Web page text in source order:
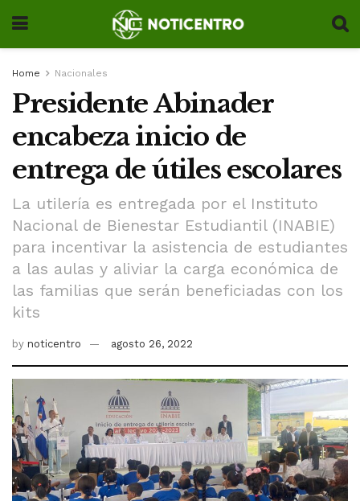
Home Nacionales
Presidente Abinader
encabeza inicio de
entrega de útiles escolares
La utilería es entregada por el Instituto
Nacional de Bienestar Estudiantil (INABIE)
para incentivar la asistencia de estudiantes
a las aulas y aliviar la carga económica de
las familias que serán beneficiadas con los
kits
by noticentro agosto 26, 2022